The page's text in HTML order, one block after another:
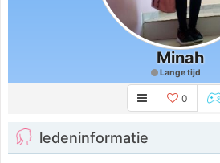
Minah
Lange tijd
0
ledeninformatie